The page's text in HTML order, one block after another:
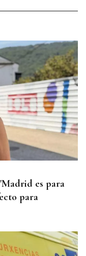
por el
es para
para